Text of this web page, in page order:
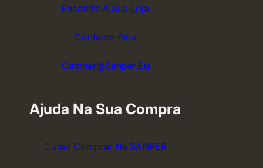
Encontre A Sua Loja
Contacte-Nos
Catcher@sanper.eu
Ajuda Na Sua Compra
Como Comprar Na SANPER